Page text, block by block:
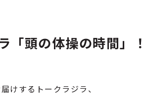
「頭の体操の時間」！
けするトークラジラ、